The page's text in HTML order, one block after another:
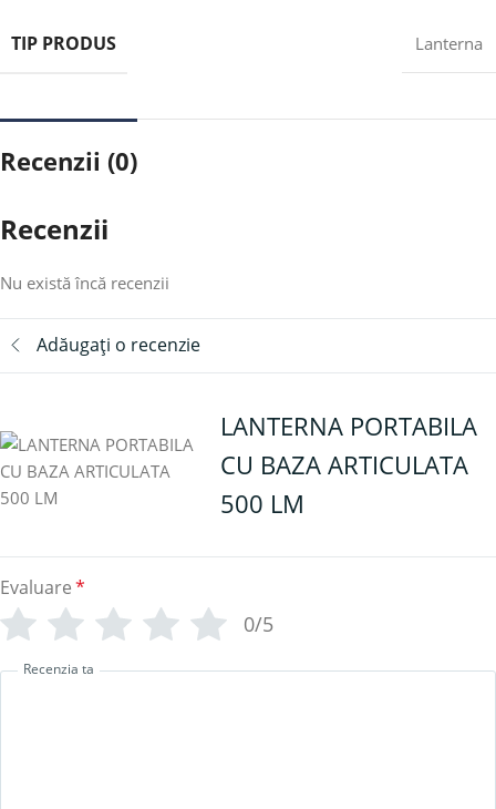
TIP PRODUS Lanterna
Recenzii (0)
Recenzii
Nu există încă recenzii
Adăugați o recenzie
LANTERNA PORTABILA
CU BAZA ARTICULATA
500 LM
Evaluare*
0/5
Recenzia ta